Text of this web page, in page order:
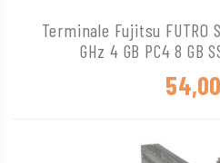
Terminale Fujitsu FUTRO
GHz 4 GB PC4 8 GB
54,00